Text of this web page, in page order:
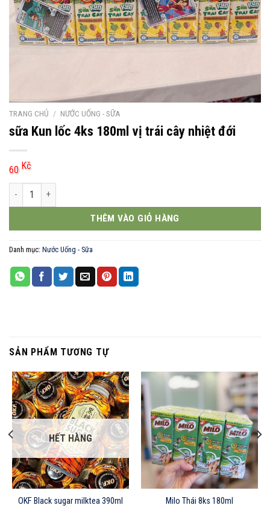
TRANG CHỦ / NƯỚC UỐNG - SỮA
sữa Kun lốc 4ks 180ml vị trái cây nhiệt đới
60 Kč
sữa Kun lốc 4ks 180ml vị trái cây nhiệt đới số lượng
THÊM VÀO GIỎ HÀNG
Danh mục: Nước Uống - Sữa
SẢN PHẨM TƯƠNG TỰ
HẾT HÀNG
OKF Black sugar milktea 390ml Milo Thái 8ks 180ml